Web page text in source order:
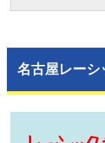
名古屋レーシ